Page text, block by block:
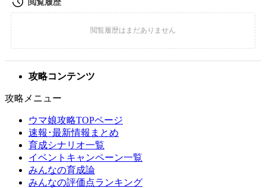
攻略コンテンツ
攻略メニュー
ウマ娘攻略TOPページ
速報･最新情報まとめ
育成シナリオ一覧
イベントキャンペーン一覧
みんなの育成論
みんなの評価点ランキング